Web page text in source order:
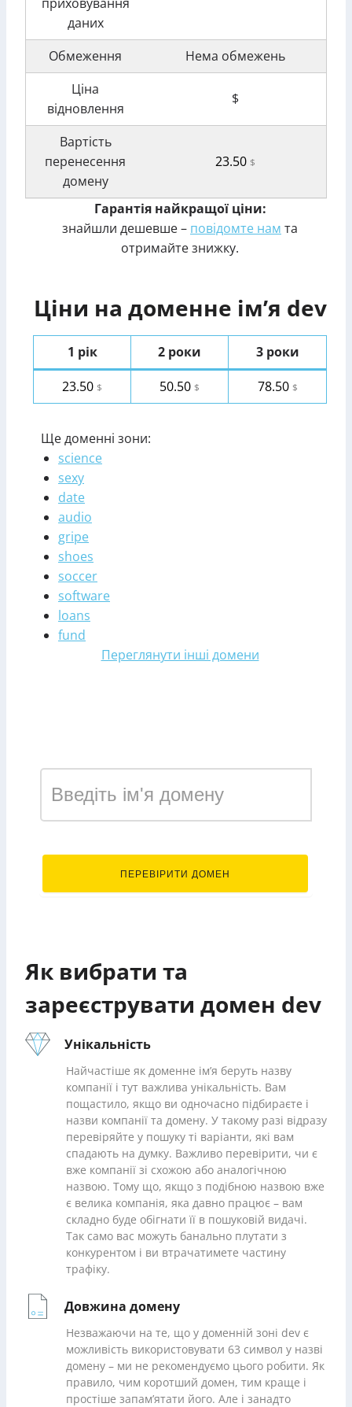
даних
Обмеження
Нема обмежень
Ціна
відновлення
$
Вартість
перенесення
домену
23.50 $
Гарантія найкращої ціни:
знайшли дешевше – повідомте нам та
отримайте знижку.
Ціни на доменне ім’я dev
1 рік 2 роки
3 роки
23.50 $ 50.50 $ 78.50 $
Ще доменні зони:
science
sexy
date
audio
gripe
shoes
soccer
software
loans
fund
Переглянути інші домени
ПЕРЕВІРИТИ ДОМЕН
Як вибрати та
зареєструвати домен dev
Унікальність
Найчастіше як доменне ім’я беруть назву
компанії і тут важлива унікальність. Вам
пощастило, якщо ви одночасно підбираєте і
назви компанії та домену. У такому разі відразу
перевіряйте у пошуку ті варіанти, які вам
спадають на думку. Важливо перевірити, чи є
вже компанії зі схожою або аналогічною
назвою. Тому що, якщо з подібною назвою вже
є велика компанія, яка давно працює – вам
складно буде обігнати її в пошуковій видачі.
Так само вас можуть банально плутати з
конкурентом і ви втрачатимете частину
трафіку.
Довжина домену
Незважаючи на те, що у доменній зоні dev є
можливість використовувати 63 символ у назві
домену – ми не рекомендуємо цього робити. Як
правило, чим коротший домен, тим краще і
простіше запам’ятати його. Але і занадто